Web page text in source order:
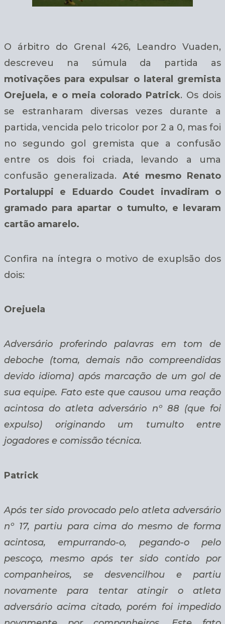
O árbitro do Grenal 426, Leandro Vuaden,
descreveu na súmula da partida as
motivações para expulsar o lateral gremista
Orejuela, e o meia colorado Patrick. Os dois
se estranharam diversas vezes durante a
partida, vencida pelo tricolor por 2 a 0, mas foi
no segundo gol gremista que a confusão
entre os dois foi criada, levando a uma
confusão generalizada. Até mesmo Renato
Portaluppi e Eduardo Coudet invadiram o
gramado para apartar o tumulto, e levaram
cartão amarelo.
Confira na íntegra o motivo de exuplsão dos
dois:
Orejuela
Adversário proferindo palavras em tom de
deboche (toma, demais não compreendidas
devido idioma) após marcação de um gol de
sua equipe. Fato este que causou uma reação
acintosa do atleta adversário nº 88 (que foi
expulso) originando um tumulto entre
jogadores e comissão técnica.
Patrick
Após ter sido provocado pelo atleta adversário
nº 17, partiu para cima do mesmo de forma
acintosa, empurrando-o, pegando-o pelo
pescoço, mesmo após ter sido contido por
companheiros, se desvencilhou e partiu
novamente para tentar atingir o atleta
adversário acima citado, porém foi impedido